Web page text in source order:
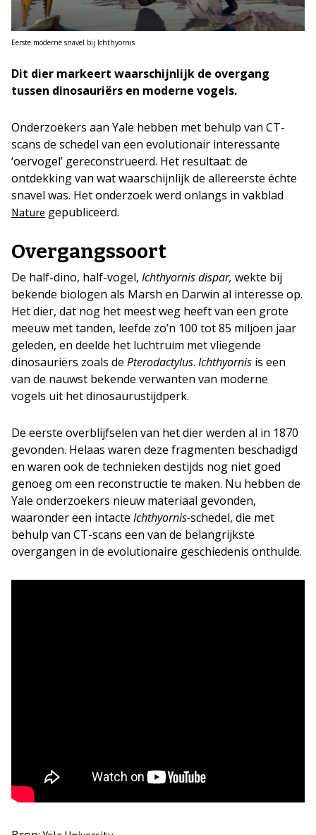
Eerste moderne snavel bij Ichthyornis
Dit dier markeert waarschijnlijk de overgang
tussen dinosauriërs en moderne vogels.
Onderzoekers aan Yale hebben met behulp van CT-
scans de schedel van een evolutionair interessante
‘oervogel’ gereconstrueerd. Het resultaat: de
ontdekking van wat waarschijnlijk de allereerste échte
snavel was. Het onderzoek werd onlangs in vakblad
Nature gepubliceerd.
Overgangssoort
De half-dino, half-vogel, Ichthyornis dispar, wekte bij
bekende biologen als Marsh en Darwin al interesse op.
Het dier, dat nog het meest weg heeft van een grote
meeuw met tanden, leefde zo’n 100 tot 85 miljoen jaar
geleden, en deelde het luchtruim met vliegende
dinosauriërs zoals de Pterodactylus. Ichthyornis is een
van de nauwst bekende verwanten van moderne
vogels uit het dinosaurustijdperk.
De eerste overblijfselen van het dier werden al in 1870
gevonden. Helaas waren deze fragmenten beschadigd
en waren ook de technieken destijds nog niet goed
genoeg om een reconstructie te maken. Nu hebben de
Yale onderzoekers nieuw materiaal gevonden,
waaronder een intacte Ichthyornis-schedel, die met
behulp van CT-scans een van de belangrijkste
overgangen in de evolutionaire geschiedenis onthulde.